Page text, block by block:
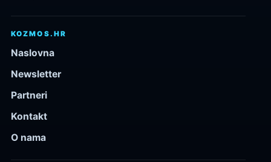
KOZMOS.HR
Naslovna
Newsletter
Partneri
Kontakt
O nama